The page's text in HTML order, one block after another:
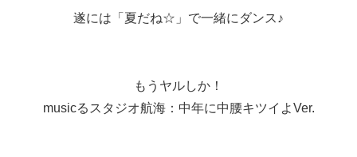
遂には「夏だね☆」で一緒にダンス♪
もうヤルしか！
musicるスタジオ航海：中年に中腰キツイよVer.